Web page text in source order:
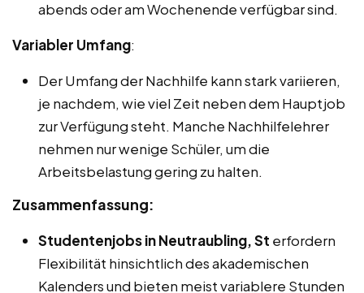
abends oder am Wochenende verfügbar sind.
Variabler Umfang:
Der Umfang der Nachhilfe kann stark variieren,
je nachdem, wie viel Zeit neben dem Hauptjob
zur Verfügung steht. Manche Nachhilfelehrer
nehmen nur wenige Schüler, um die
Arbeitsbelastung gering zu halten.
Zusammenfassung:
Studentenjobs in Neutraubling, St erfordern
Flexibilität hinsichtlich des akademischen
Kalenders und bieten meist variablere Stunden